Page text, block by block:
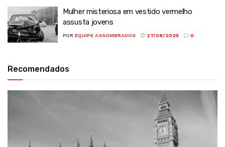
Mulher misteriosa em vestido vermelho
assusta jovens
POR EQUIPE ASSOMBRADOS 27/08/2025 0
Recomendados